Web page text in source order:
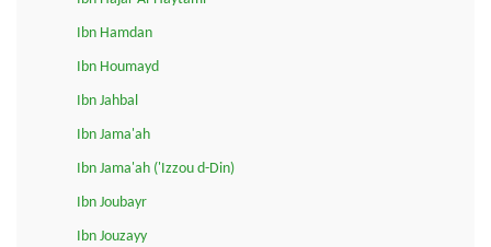
Ibn Hamdan
Ibn Houmayd
Ibn Jahbal
Ibn Jama'ah
Ibn Jama'ah ('Izzou d-Din)
Ibn Joubayr
Ibn Jouzayy